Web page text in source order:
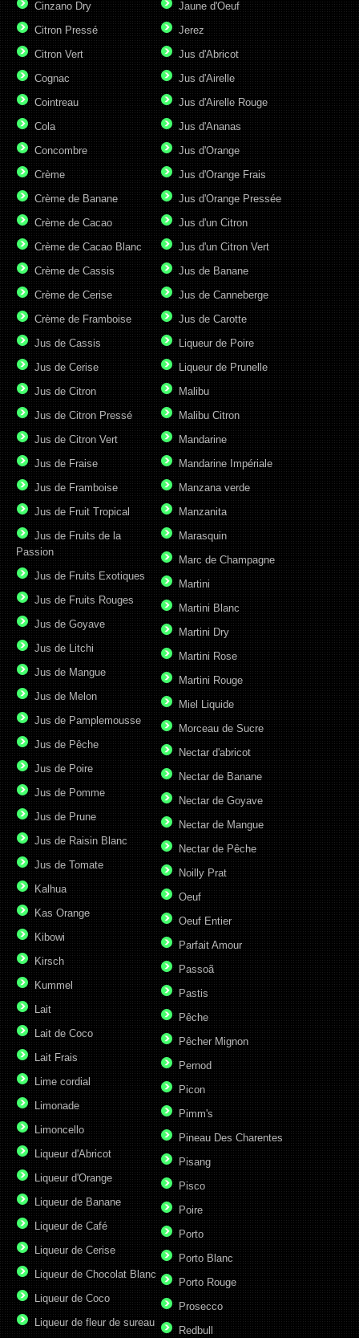
Cinzano Dry
Citron Pressé
Citron Vert
Cognac
Cointreau
Cola
Concombre
Crème
Crème de Banane
Crème de Cacao
Crème de Cacao Blanc
Crème de Cassis
Crème de Cerise
Crème de Framboise
Jaune d'Oeuf
Jerez
Jus d'Abricot
Jus d'Airelle
Jus d'Airelle Rouge
Jus d'Ananas
Jus d'Orange
Jus d'Orange Frais
Jus d'Orange Pressée
Jus d'un Citron
Jus d'un Citron Vert
Jus de Banane
Jus de Canneberge
Jus de Carotte
Jus de Cassis
Jus de Cerise
Jus de Citron
Jus de Citron Pressé
Jus de Citron Vert
Jus de Fraise
Jus de Framboise
Jus de Fruit Tropical
Jus de Fruits de la
Passion
Jus de Fruits Exotiques
Jus de Fruits Rouges
Jus de Goyave
Jus de Litchi
Jus de Mangue
Jus de Melon
Jus de Pamplemousse
Jus de Pêche
Jus de Poire
Jus de Pomme
Jus de Prune
Jus de Raisin Blanc
Jus de Tomate
Kalhua
Kas Orange
Kibowi
Kirsch
Kummel
Lait
Lait de Coco
Lait Frais
Lime cordial
Limonade
Limoncello
Liqueur d'Abricot
Liqueur d'Orange
Liqueur de Banane
Liqueur de Café
Liqueur de Cerise
Liqueur de Chocolat Blanc
Liqueur de Coco
Liqueur de fleur de sureau
Liqueur de Poire
Liqueur de Prunelle
Malibu
Malibu Citron
Mandarine
Mandarine Impériale
Manzana verde
Manzanita
Marasquin
Marc de Champagne
Martini
Martini Blanc
Martini Dry
Martini Rose
Martini Rouge
Miel Liquide
Morceau de Sucre
Nectar d'abricot
Nectar de Banane
Nectar de Goyave
Nectar de Mangue
Nectar de Pêche
Noilly Prat
Oeuf
Oeuf Entier
Parfait Amour
Passoã
Pastis
Pêche
Pêcher Mignon
Pernod
Picon
Pimm's
Pineau Des Charentes
Pisang
Pisco
Poire
Porto
Porto Blanc
Porto Rouge
Prosecco
Redbull